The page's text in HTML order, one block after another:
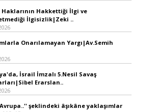
Haklarının Hakkettiği İlgi ve
İlgisizlik|Zeki ..
Onarılamayan Yargı|Av.Semih
İsrail İmzalı 5.Nesil Savaş
Erarslan..
şeklindeki âşıkâne yaklaşımlar